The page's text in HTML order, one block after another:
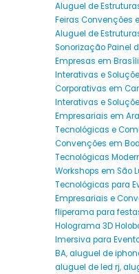
Aluguel de
Feiras Convenções
Aluguel de
Sonorização Painel
Empresas em
Interativas e
Corporativas em
Interativas e
Empresariais em
Tecnológicas e
Convenções em
Tecnológicas
Workshops em São
Tecnológicas para
Empresariais e
fliperama para
Holograma 3D
Imersiva para
BA,aluguel de
aluguel de led rj,